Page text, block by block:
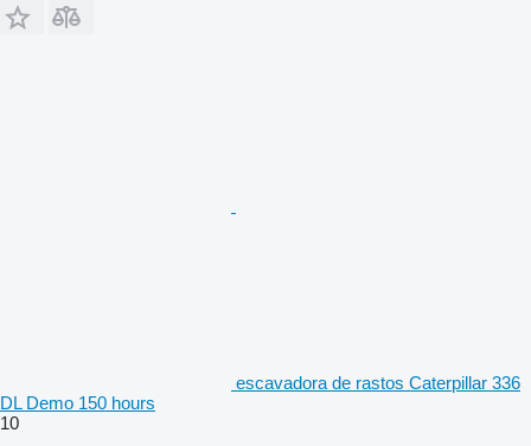
escavadora de rastos Caterpillar 336
DL Demo 150 hours
10